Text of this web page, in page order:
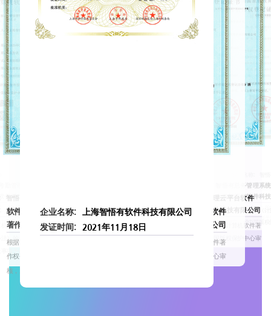
企业名称:
上海智悟有软件科技有限公司
发证时间:
2021年11月18日
软件名称: 智悟有工资核算智能管理软件
V2.0
著作权人: 上海智悟有软件科技有限公司
根据《计算机软件保护条例》和《计算机软件著
作权登记办法》的规定，经中国版权保护中心审
智悟有问题管理云平台软件
V2.0
著作权人: 上海智悟有软件科技有限公司
根据《计算机软件保护条例》和《计算机软件著
作权登记办法》的规定，经中国版权保护中心审
智悟有总务管理系
上海智悟有软件科
根据《计算机软件保护条例》和《计
作权登记办法》的规定，经中国版
核，对以上事项予以登记。
著作权人: 上
根据《计算机软
作权登记办法》
件科技有限公司
和《计算机软件著
国版权保护中心审
智悟有E-HR云平台管理软件
上海智悟有软件科技有限公司
软件保护条例》和《计算机软件著
》的规定，经中国版权保护中心审
软件名称: 智悟有资产全生命周期管理软
件V2.0
著作权人: 上海智悟有软件科技有限公司
根据《计算机软件保护条例》和《计算机软件著
作权登记办法》的规定，经中国版权保护中心审
核，对以上事项予以登记。